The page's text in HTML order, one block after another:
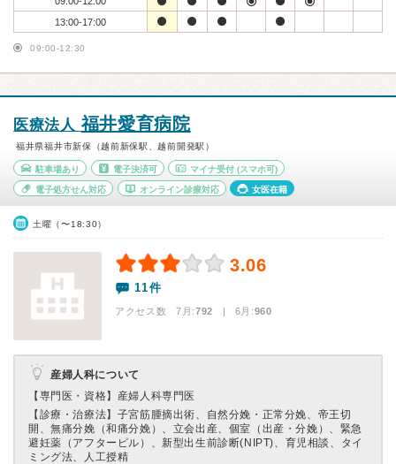
13:00-17:00
09:00-12:30
医療法人福井愛育病院
福井県福井市新保（越前新保駅、越前開発駅）
駐車場あり 電子決済可 マイナ受付 (スマホ可)
電子処方せん対応 オンライン診療対応 女医在籍
土曜（〜18:30）
3.06
11件
アクセス数 7月:792 | 6月:960
産婦人科について
【専門医・資格】 産婦人科専門医
【診療・治療法】 子宮筋腫摘出術、自然分娩・正常分娩、帝王切
開、無痛分娩（和痛分娩）、立会出産、個室（出産・分娩）、緊急
避妊薬（アフターピル）、新型出生前診断(NIPT)、育児相談、タイ
ミング法、人工授精